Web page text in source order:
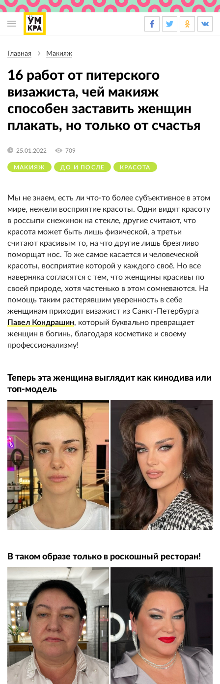
навигации
Главная Макияж
16 работ от питерского
визажиста, чей макияж
способен заставить женщин
плакать, но только от счастья
МАКИЯЖ ДО И ПОСЛЕ КРАСОТА
25.01.2022 709
Мы не знаем, есть ли что-то более субъективное в этом
мире, нежели восприятие красоты. Одни видят красоту
в россыпи снежинок на стекле, другие считают, что
красота может быть лишь физической, а третьи
считают красивым то, на что другие лишь брезгливо
поморщат нос. То же самое касается и человеческой
красоты, восприятие которой у каждого своё. Но все
наверняка согласятся с тем, что женщины красивы по
своей природе, хотя частенько в этом сомневаются. На
помощь таким растерявшим уверенность в себе
женщинам приходит визажист из Санкт-Петербурга
Павел Кондрашин, который буквально превращает
женщин в богинь, благодаря косметике и своему
профессионализму!
Теперь эта женщина выглядит как кинодива или
топ-модель
В таком образе только в роскошный ресторан!